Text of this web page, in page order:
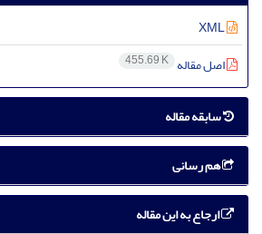
اصل مقاله 455.69 K
سابقه مقاله
هم رسانی
ارجاع به این مقاله